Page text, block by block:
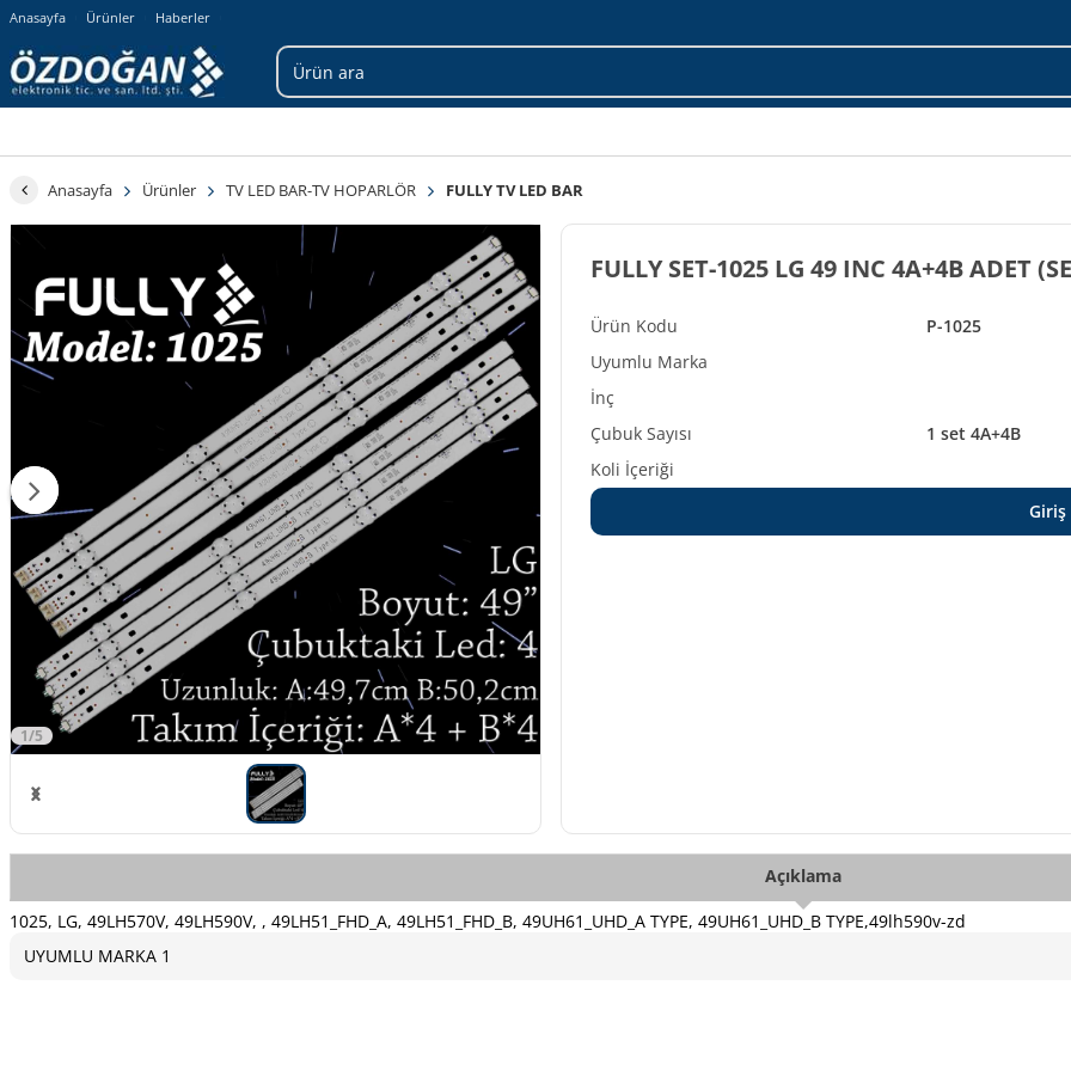
Anasayfa Ürünler Haberler
Anasayfa Ürünler TV LED BAR-TV HOPARLÖR FULLY TV LED BAR
1/5
P-1025
FULLY SET-1025 LG 49 INC 4A+4B ADET
1 set 4A+4B
Giriş
Açıklama
1025, LG, 49LH570V, 49LH590V, , 49LH51_FHD_A, 49LH51_FHD_B, 49UH61_UHD_A TYPE, 49UH61_UHD_B TYPE,49lh590v-zd
UYUMLU MARKA 1